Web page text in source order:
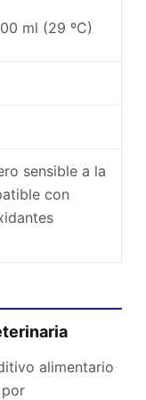
ml (29 ºC)
sensible a la
con
alimentario